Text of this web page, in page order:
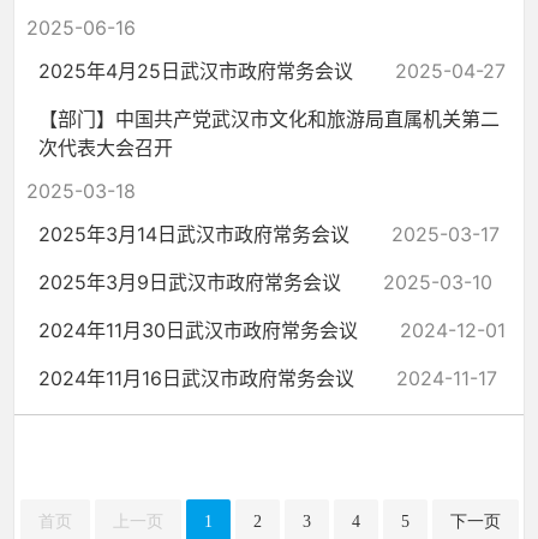
2025-06-16
2025年4月25日武汉市政府常务会议
2025-04-27
【部门】中国共产党武汉市文化和旅游局直属机关第二
次代表大会召开
2025-03-18
2025年3月14日武汉市政府常务会议
2025-03-17
2025年3月9日武汉市政府常务会议
2025-03-10
2024年11月30日武汉市政府常务会议
2024-12-01
2024年11月16日武汉市政府常务会议
2024-11-17
首页 上一页 1 2 3 4 5 下一页